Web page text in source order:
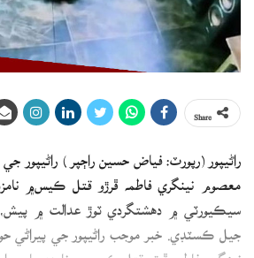
راڻيپور (رپورٽ: فياض حسين راڄپر ) راڻيپور
معصوم نينگري فاطمه ڦرڙو قتل ڪيس۾
جيل ڪسٽڊي. خبر موجب راڻيپور جي پيراڻي
نينگري فاطمه ڦرڙو قتل ڪيس ۾ نامزد چار